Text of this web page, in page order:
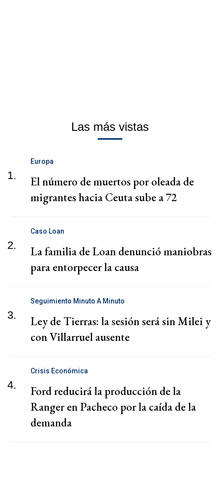
Las más vistas
1.
Europa
El número de muertos por oleada de
migrantes hacia Ceuta sube a 72
2.
Caso Loan
La familia de Loan denunció maniobras
para entorpecer la causa
3.
Seguimiento Minuto A Minuto
Ley de Tierras: la sesión será sin Milei y
con Villarruel ausente
4.
Crisis Económica
Ford reducirá la producción de la
Ranger en Pacheco por la caída de la
demanda